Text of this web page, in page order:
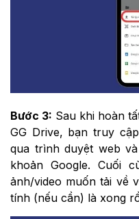
Bước 3: Sau khi hoàn
GG Drive, bạn truy
qua trình duyệt web
khoản Google. Cuối
ảnh/video muốn tải về
tính (nếu cần) là xong